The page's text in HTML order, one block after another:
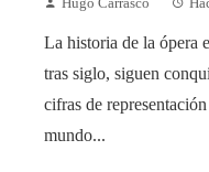
Hugo Carrasco
La historia de la ópera
tras siglo, siguen
cifras de
mundo...